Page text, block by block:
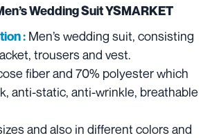
Wedding Suit YSMARKET
: Men’s wedding suit, consisting
trousers and vest.
fiber and 70% polyester which
anti-static, anti-wrinkle, breathable
and also in different colors and